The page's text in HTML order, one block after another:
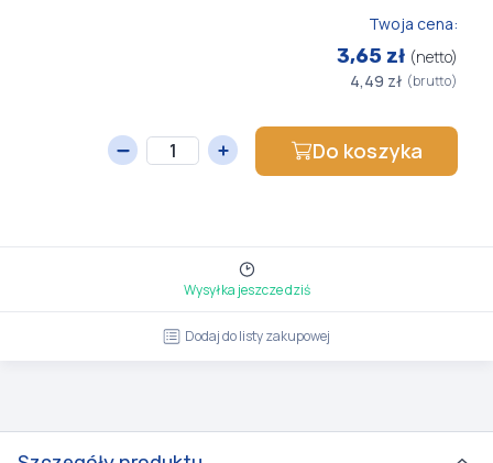
Twoja cena:
3,65 zł (netto)
4,49 zł (brutto)
Do koszyka
Wysyłka jeszcze dziś
Dodaj do listy zakupowej